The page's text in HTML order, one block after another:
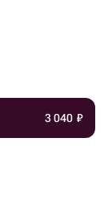
3 040 ₽